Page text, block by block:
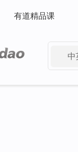
有道精品课
中